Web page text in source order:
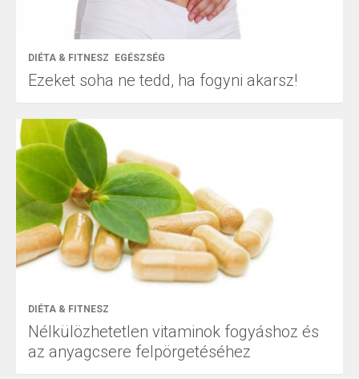
DIÉTA & FITNESZ EGÉSZSÉG
Ezeket soha ne tedd, ha fogyni akarsz!
DIÉTA & FITNESZ
Nélkülözhetetlen vitaminok fogyáshoz és
az anyagcsere felpörgetéséhez